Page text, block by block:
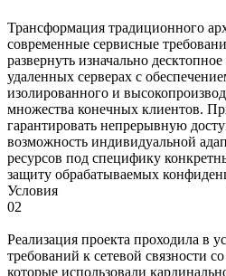
Трансформация традиционного
современные сервисные
развернуть изначально
удаленных серверах с
изолированного и
множества конечных клиентов.
гарантировать непрерывную
возможность индивидуальной
ресурсов под специфику
защиту обрабатываемых
Условия
02
Реализация проекта проходила в
требований к сетевой связности
которые использовали